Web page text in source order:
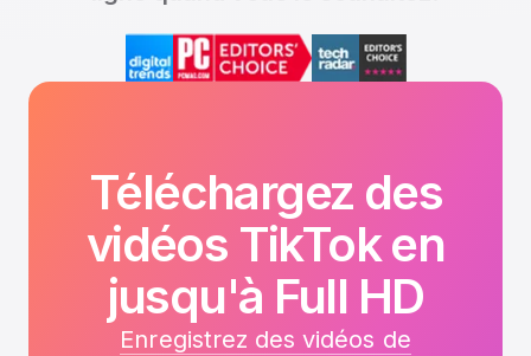
Téléchargez des
vidéos TikTok en
jusqu'à Full HD
Enregistrez des vidéos de